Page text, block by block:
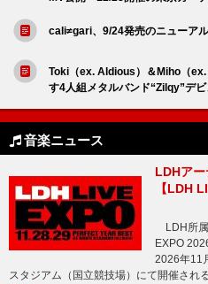
cali≠gari、9/24発売のニューア
Toki（ex. Aldious）＆Miho（
す4人組メタルバンド“Zilqy”デ
音楽ニュース
LDHア
【LDH
LDH所属
EXPO
2026年11
スタジアム（国立競技場）にて開催さ